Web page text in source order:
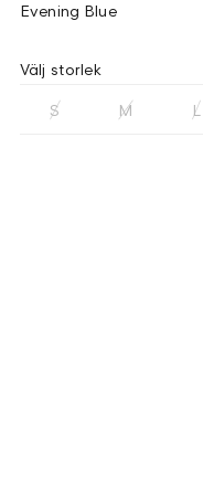
Evening Blue
Välj storlek
S M L